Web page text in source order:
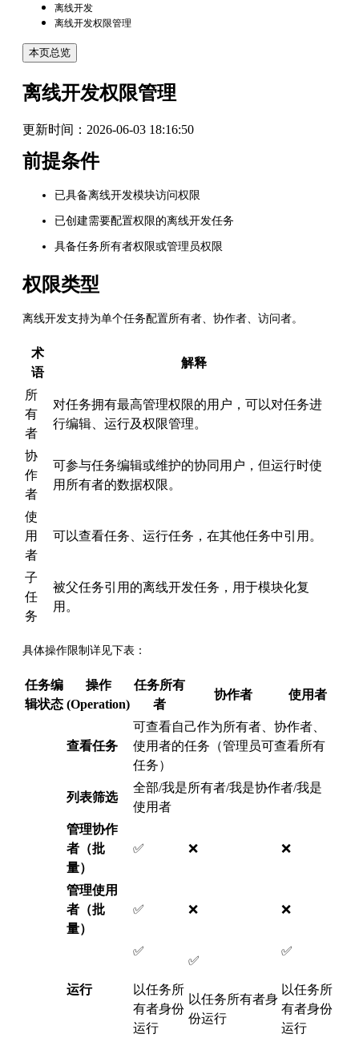
离线开发
离线开发权限管理
本页总览
离线开发权限管理
更新时间： 2026-06-03 18:16:50
前提条件
已具备离线开发模块访问权限
已创建需要配置权限的离线开发任务
具备任务所有者权限或管理员权限
权限类型
离线开发支持为单个任务配置所有者、协作者、访问者。
术
语
解释
所
有
者
对任务拥有最高管理权限的用户，可以对任务进
行编辑、运行及权限管理。
协
作
者
可参与任务编辑或维护的协同用户，但运行时使
用所有者的数据权限。
使
用
者
可以查看任务、运行任务，在其他任务中引用。
子
任
务
被父任务引用的离线开发任务，用于模块化复
用。
具体操作限制详见下表：
任务编
辑状态
操作
(Operation)
任务所有
者
协作者 使用者
查看任务
可查看自己作为所有者、协作者、
使用者的任务（管理员可查看所有
任务）
列表筛选
全部/我是所有者/我是协作者/我是
使用者
管理协作
者（批
量）
✅ ❌ ❌
管理使用
者（批
量）
✅ ❌ ❌
运行
✅
以任务所
有者身份
运行
✅
以任务所有者身
份运行
✅
以任务所
有者身份
运行